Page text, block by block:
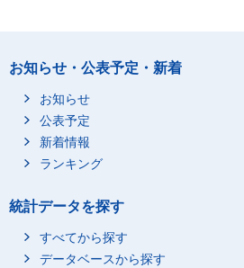
お知らせ・公表予定・新着
お知らせ
公表予定
新着情報
ランキング
統計データを探す
すべてから探す
データベースから探す